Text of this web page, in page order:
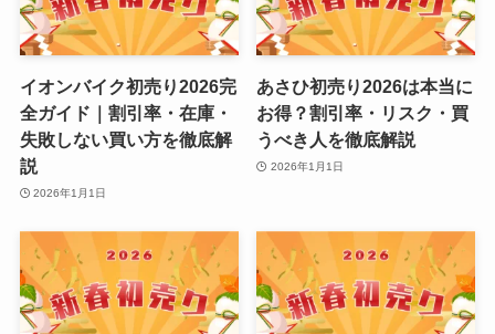
イオンバイク初売り2026完
全ガイド｜割引率・在庫・
失敗しない買い方を徹底解
説
2026年1月1日
あさひ初売り2026は本当に
お得？割引率・リスク・買
うべき人を徹底解説
2026年1月1日